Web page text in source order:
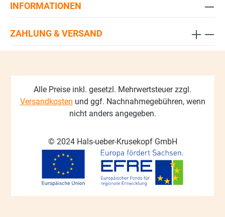
INFORMATIONEN
ZAHLUNG & VERSAND
Alle Preise inkl. gesetzl. Mehrwertsteuer zzgl.
Versandkosten und ggf. Nachnahmegebühren, wenn
nicht anders angegeben.
© 2024 Hals-ueber-Krusekopf GmbH